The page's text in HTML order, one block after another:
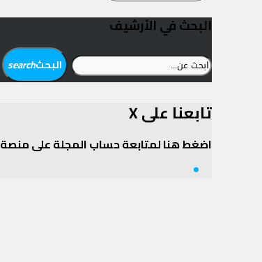
البحث في الأرشيف
ابحث
عن:
البحثsearch
تابعنا على X
اضغط هنا لمتابعة حساب المجلة على منصة X